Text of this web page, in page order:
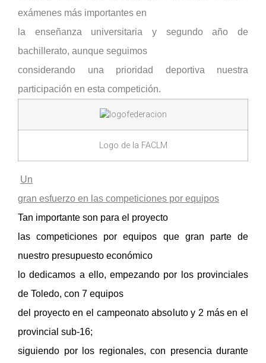
exámenes más importantes en
la enseñanza universitaria y segundo año de
bachillerato, aunque seguimos
considerando una prioridad deportiva nuestra
participación en esta competición.
Logo de la FACLM
Un
gran esfuerzo en las competiciones por equipos
Tan importante son para el proyecto
las competiciones por equipos que gran parte de
nuestro presupuesto económico
lo dedicamos a ello, empezando por los provinciales
de Toledo, con 7 equipos
del proyecto en el campeonato absoluto y 2 más en el
provincial sub-16;
siguiendo por los regionales, con presencia durante